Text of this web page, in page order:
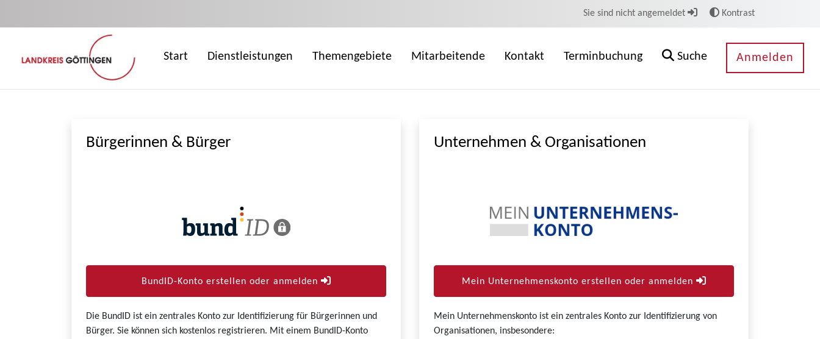
Sie sind nicht angemeldet Kontrast
Start Dienstleistungen Themengebiete Mitarbeitende Kontakt Terminbuchung Suche Anmelden
Bürgerinnen & Bürger
BundID-Konto erstellen oder anmelden
Die BundID ist ein zentrales Konto zur Identifizierung für Bürgerinnen und
Bürger. Sie können sich kostenlos registrieren. Mit einem BundID-Konto
Unternehmen & Organisationen
Mein Unternehmenskonto erstellen oder anmelden
Mein Unternehmenskonto ist ein zentrales Konto zur Identifizierung von
Organisationen, insbesondere: